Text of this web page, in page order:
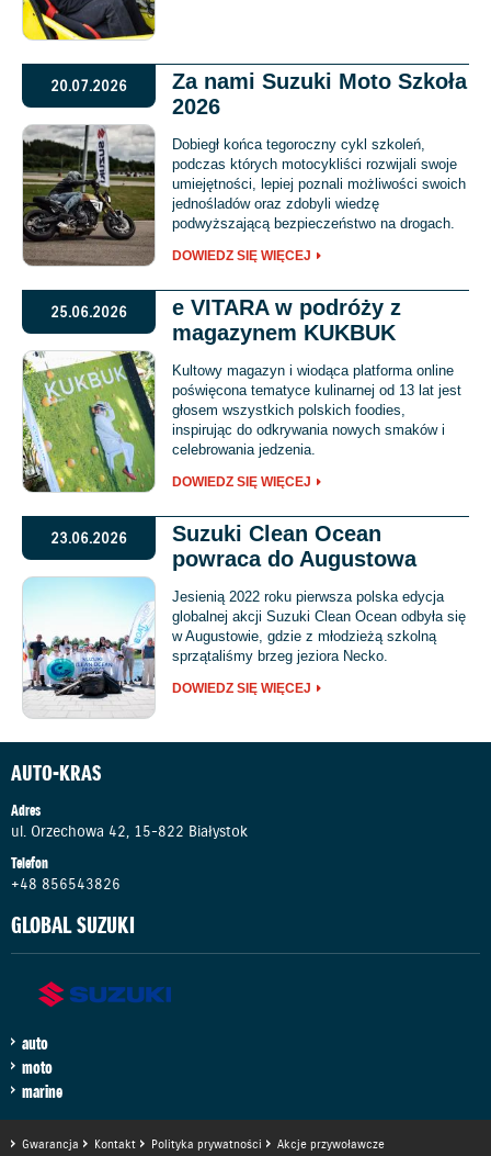
20.07.2026
Za nami Suzuki Moto Szkoła
2026
Dobiegł końca tegoroczny cykl szkoleń,
podczas których motocykliści rozwijali swoje
umiejętności, lepiej poznali możliwości swoich
jednośladów oraz zdobyli wiedzę
podwyższającą bezpieczeństwo na drogach.
DOWIEDZ SIĘ WIĘCEJ
25.06.2026
e VITARA w podróży z
magazynem KUKBUK
Kultowy magazyn i wiodąca platforma online
poświęcona tematyce kulinarnej od 13 lat jest
głosem wszystkich polskich foodies,
inspirując do odkrywania nowych smaków i
celebrowania jedzenia.
DOWIEDZ SIĘ WIĘCEJ
23.06.2026
Suzuki Clean Ocean
powraca do Augustowa
Jesienią 2022 roku pierwsza polska edycja
globalnej akcji Suzuki Clean Ocean odbyła się
w Augustowie, gdzie z młodzieżą szkolną
sprzątaliśmy brzeg jeziora Necko.
DOWIEDZ SIĘ WIĘCEJ
AUTO-KRAS
Adres
ul. Orzechowa 42, 15-822 Białystok
Telefon
+48 856543826
GLOBAL SUZUKI
auto
moto
marine
Gwarancja Kontakt Polityka prywatności Akcje przywoławcze